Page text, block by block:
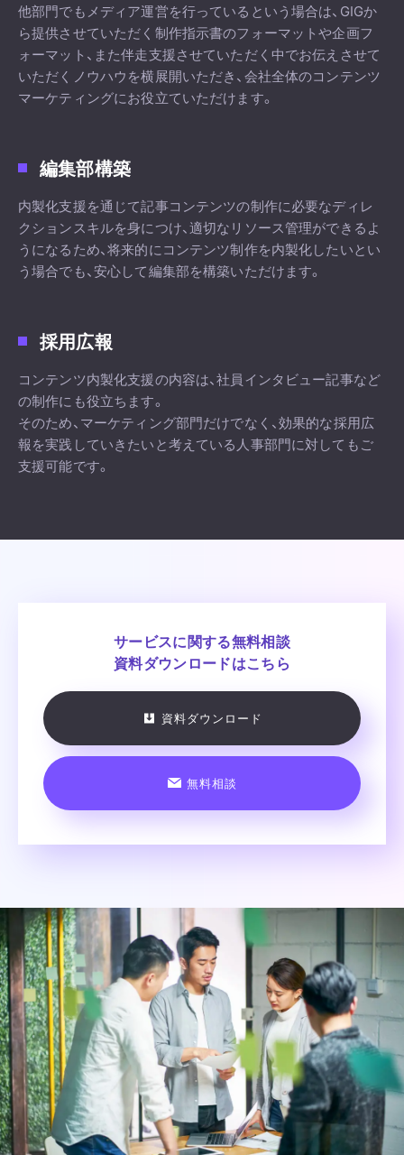
他部門でもメディア運営を行っているという場合は、GIGか
ら提供させていただく制作指示書のフォーマットや企画フ
ォーマット、また伴走支援させていただく中でお伝えさせて
いただくノウハウを横展開いただき、会社全体のコンテンツ
マーケティングにお役立ていただけます。
編集部構築
内製化支援を通じて記事コンテンツの制作に必要なディレ
クションスキルを身につけ、適切なリソース管理ができるよ
うになるため、将来的にコンテンツ制作を内製化したいとい
う場合でも、安心して編集部を構築いただけます。
採用広報
コンテンツ内製化支援の内容は、社員インタビュー記事など
の制作にも役立ちます。
そのため、マーケティング部門だけでなく、効果的な採用広
報を実践していきたいと考えている人事部門に対してもご
支援可能です。
サービスに関する無料相談
資料ダウンロードはこちら
資料ダウンロード
無料相談